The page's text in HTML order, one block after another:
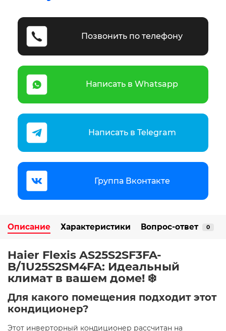
Позвонить по телефону
Написать в Whatsapp
Написать в Telegram
Группа Вконтакте
Описание Характеристики Вопрос-ответ 0
Haier Flexis AS25S2SF3FA-
B/1U25S2SM4FA: Идеальный
климат в вашем доме! ❄️
Для какого помещения подходит этот
кондиционер?
Этот инверторный кондиционер рассчитан на